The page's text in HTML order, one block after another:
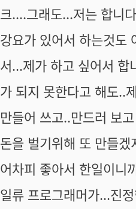
크....그래도...저는 합니
강요가 있어서 하는것도
서...제가 하고 싶어서 합
가 되지 못한다고 해도..
만들어 쓰고..만드러 보
돈을 벌기위해 또 만들
어차피 좋아서 한일이니
일류 프로그래머가...진